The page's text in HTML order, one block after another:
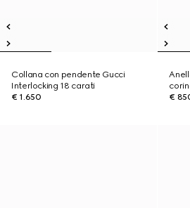
Collana con pendente Gucci
Interlocking 18 carati
€ 1.650
€